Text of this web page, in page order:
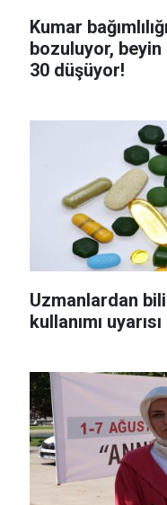
Kumar
bozuluyor,
30 düşüyor!
Uzmanlardan
kullanımı uyarısı